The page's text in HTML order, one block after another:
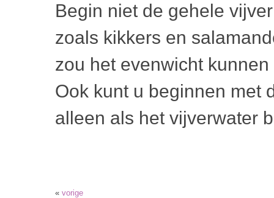
Begin niet de gehele
zoals kikkers en
zou het evenwicht
Ook kunt u beginnen met
alleen als het vijverwater
« vorige